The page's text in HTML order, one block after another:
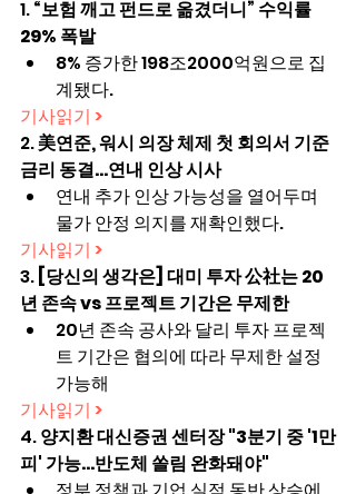
1. “보험 깨고 펀드로 옮겼더니” 수익률
29% 폭발
8% 증가한 198조2000억원으로 집
계됐다.
기사읽기 >
2. 美연준, 워시 의장 체제 첫 회의서 기준
금리 동결…연내 인상 시사
연내 추가 인상 가능성을 열어두며
물가 안정 의지를 재확인했다.
기사읽기 >
3. [당신의 생각은] 대미 투자 公社는 20
년 존속 vs 프로젝트 기간은 무제한
20년 존속 공사와 달리 투자 프로젝
트 기간은 협의에 따라 무제한 설정
가능해
기사읽기 >
4. 양지환 대신증권 센터장 "3분기 중 '1만
피' 가능…반도체 쏠림 완화돼야"